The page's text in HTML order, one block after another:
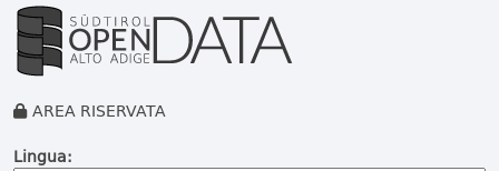
AREA RISERVATA
Lingua